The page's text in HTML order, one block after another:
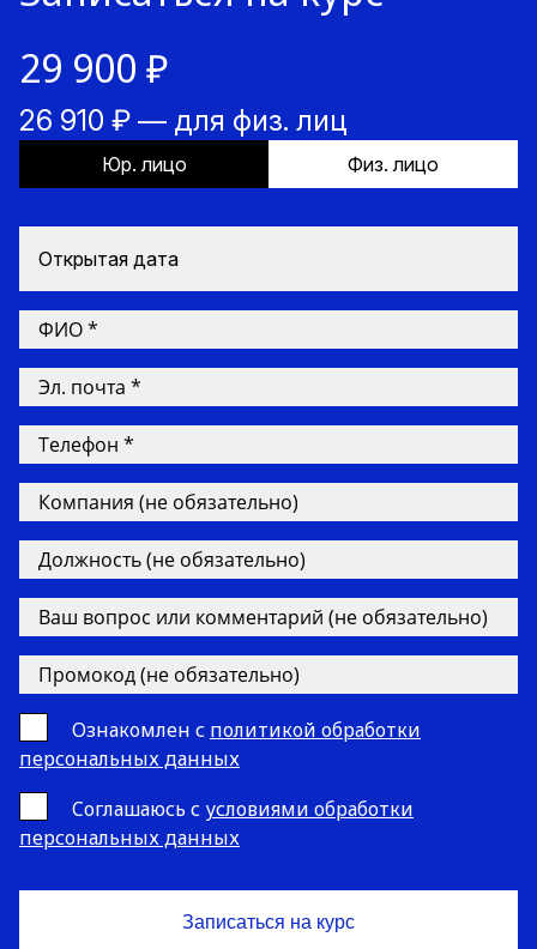
29 900 ₽
26 910 ₽ — для физ. лиц
Юр. лицо Физ. лицо
Открытая дата
Ознакомлен с политикой обработки
персональных данных
Cоглашаюсь с условиями обработки
персональных данных